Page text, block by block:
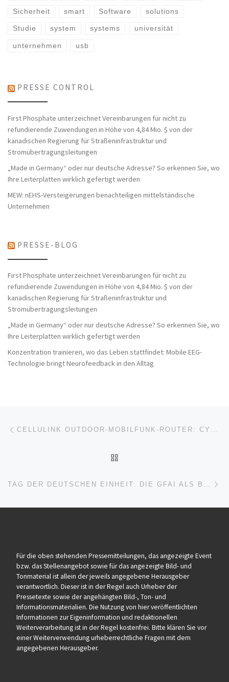
Sicherheit smart Software solutions
Studie system systems universität
unternehmen usb
PRESSE CONTROL
First Phosphate unterzeichnet Vereinbarungen für nicht zu
refundierende Zuwendungen in Höhe von 4,84 Mio. $ von der
kanadischen Regierung für Straßeninfrastruktur und
Stromübertragungsleitungen
„Made in Germany“ oder nur deutsche Adresse? So erkennen Sie, wo
Ihre Leiterplatten wirklich gefertigt werden
MEW: nEHS-Versteigerungen benachteiligen mittelständische
Unternehmen
PRESSE-BLOG
First Phosphate unterzeichnet Vereinbarungen für nicht zu
refundierende Zuwendungen in Höhe von 4,84 Mio. $ von der
kanadischen Regierung für Straßeninfrastruktur und
Stromübertragungsleitungen
„Made in Germany“ oder nur deutsche Adresse? So erkennen Sie, wo
Ihre Leiterplatten wirklich gefertigt werden
Konzentration trainieren, wo das Leben stattfindet: Mobile EEG-
Technologie bringt Neurofeedback in den Alltag
Beitragsnavigation
Für die oben stehenden Pressemitteilungen, das angezeigte Event
bzw. das Stellenangebot sowie für das angezeigte Bild- und
Tonmaterial ist allein der jeweils angegebene Herausgeber
verantwortlich. Dieser ist in der Regel auch Urheber der
Pressetexte sowie der angehängten Bild-, Ton- und
Informationsmaterialien. Die Nutzung von hier veröffentlichten
Informationen zur Eigeninformation und redaktionellen
Weiterverarbeitung ist in der Regel kostenfrei. Bitte klären Sie vor
einer Weiterverwendung urheberrechtliche Fragen mit dem
angegebenen Herausgeber.